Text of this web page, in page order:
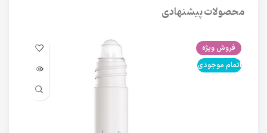
محصولات پیشنهادی
فروش ویژه
اتمام موجودی